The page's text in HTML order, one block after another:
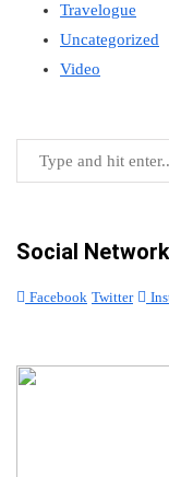
Travelogue
Uncategorized
Video
Social
Facebook Twitter